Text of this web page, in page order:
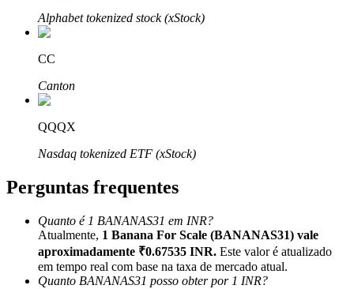
Convide um amigo para receber recompensas em dinheiro
BTC Welcome Rewards
Alphabet tokenized stock (xStock)
CC
Canton
QQQX
Nasdaq tokenized ETF (xStock)
Perguntas frequentes
Quanto é 1 BANANAS31 em INR?
Atualmente, 1 Banana For Scale (BANANAS31) vale
aproximadamente ₹0.67535 INR. Este valor é atualizado
em tempo real com base na taxa de mercado atual.
Quanto BANANAS31 posso obter por 1 INR?